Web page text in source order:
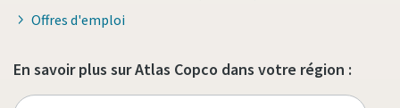
Offres d'emploi
En savoir plus sur Atlas Copco dans votre région :